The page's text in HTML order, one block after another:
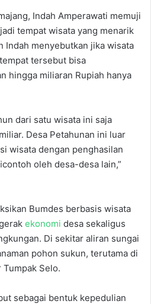
Indah Amperawati memuji
tempat wisata yang menarik
Indah menyebutkan jika wisata
tersebut bisa
hingga miliaran Rupiah hanya
dari satu wisata ini saja
Desa Petahunan ini luar
wisata dengan penghasilan
oleh desa-desa lain,”
Bumdes berbasis wisata
ekonomi desa sekaligus
Di sekitar aliran sungai
pohon sukun, terutama di
Tumpak Selo.
sebagai bentuk kepedulian